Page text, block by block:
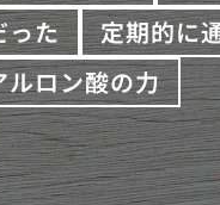
った
定期的に
ルロン酸の力